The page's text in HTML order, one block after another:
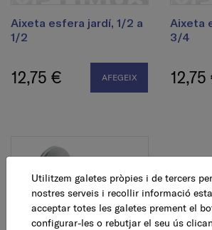
Aixeta esfera jardí, 1/2 a
1/2
12,75 € AFEGEIX
Aixeta
3/4
12,75
Utilitzem galetes pròpies i de tercers
nostres serveis i recollir informació
acceptar totes les galetes prement el
configurar-les o rebutjar el seu ús